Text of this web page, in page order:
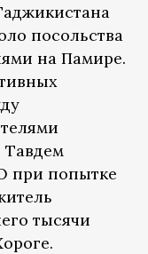
посольства
на Памире.
Тавдем
при попытке
тысячи